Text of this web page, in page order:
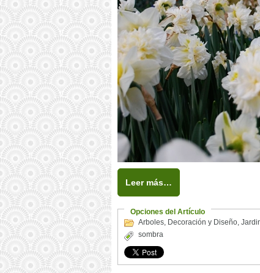
Leer más…
Opciones del Artículo
Arboles, Decoración y Diseño,
sombra